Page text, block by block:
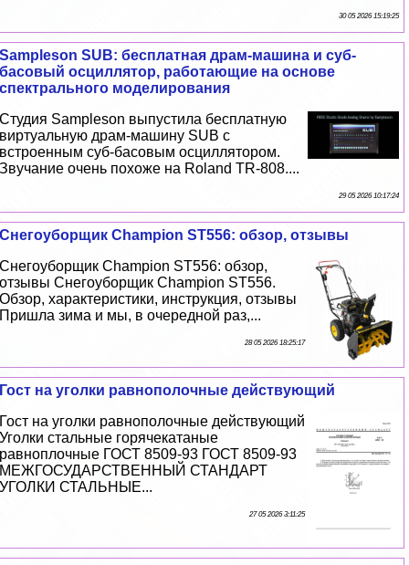
30 05 2026 15:19:25
Sampleson SUB: бесплатная драм-машина и суб-
басовый осциллятор, работающие на основе
спектрального моделирования
Студия Sampleson выпустила бесплатную
виртуальную драм-машину SUB с
встроенным суб-басовым осциллятором.
Звучание очень похоже на Roland TR-808....
29 05 2026 10:17:24
Снегоуборщик Champion ST556: обзор, отзывы
Снегоуборщик Champion ST556: обзор,
отзывы Снегоуборщик Champion ST556.
Обзор, хаpaктеристики, инструкция, отзывы
Пришла зима и мы, в очередной раз,...
28 05 2026 18:25:17
Гост на уголки равнополочные действующий
Гост на уголки равнополочные действующий
Уголки стальные горячекатаные
равноплочные ГОСТ 8509-93 ГОСТ 8509-93
МЕЖГОСУДАРСТВЕННЫЙ СТАНДАРТ
УГОЛКИ СТАЛЬНЫЕ...
27 05 2026 3:11:25